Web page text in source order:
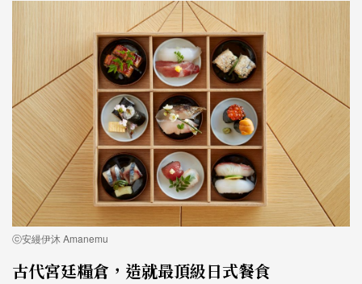
ⓒ安縵伊沐 Amanemu
古代宮廷糧倉，造就最頂級日式餐食